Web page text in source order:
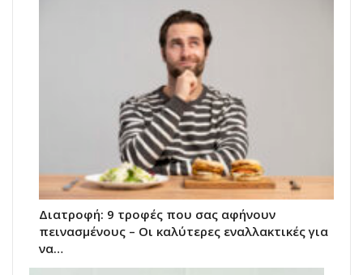
Διατροφή: 9 τροφές που σας αφήνουν
πεινασμένους – Οι καλύτερες εναλλακτικές για
να…